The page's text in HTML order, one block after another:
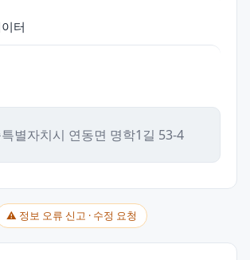
터
별자치시 연동면 명학1길 53-4
⚠ 정보 오류 신고 · 수정 요청